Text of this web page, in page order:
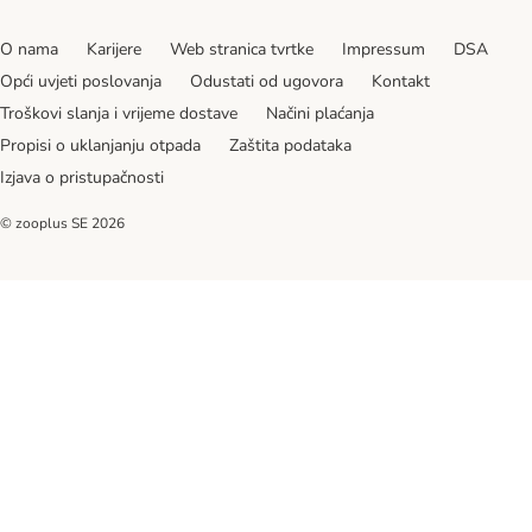
O nama Karijere Web stranica tvrtke Impressum
DSA
Opći uvjeti poslovanja
Odustati od ugovora
Kontakt
Troškovi slanja i vrijeme dostave
Načini plaćanja
Propisi o uklanjanju otpada
Zaštita podataka
Izjava o pristupačnosti
© zooplus SE 2026